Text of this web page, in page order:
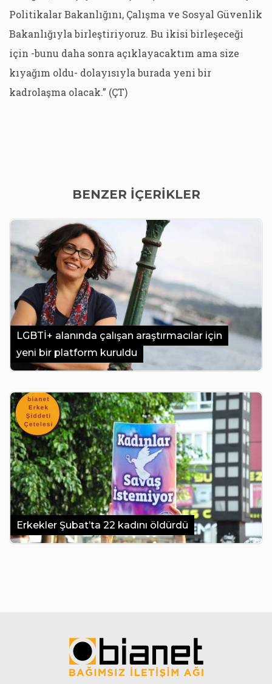
Politikalar Bakanlığını, Çalışma ve Sosyal Güvenlik
Bakanlığıyla birleştiriyoruz. Bu ikisi birleşeceği
için -bunu daha sonra açıklayacaktım ama size
kıyağım oldu- dolayısıyla burada yeni bir
kadrolaşma olacak.” (ÇT)
BENZER İÇERİKLER
LGBTİ+ alanında çalışan araştırmacılar için
yeni bir platform kuruldu
Erkekler Şubat’ta 22 kadını öldürdü